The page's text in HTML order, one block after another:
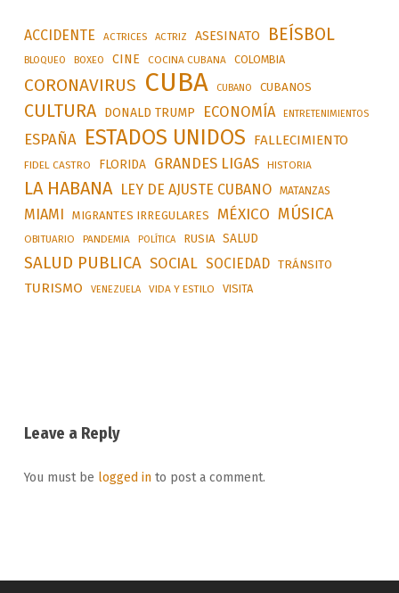
ACCIDENTE ACTRICES ACTRIZ ASESINATO BEÍSBOL
BLOQUEO BOXEO CINE COCINA CUBANA COLOMBIA
CORONAVIRUS CUBA CUBANO CUBANOS
CULTURA DONALD TRUMP ECONOMÍA ENTRETENIMIENTOS
ESPAÑA ESTADOS UNIDOS FALLECIMIENTO
FIDEL CASTRO FLORIDA GRANDES LIGAS HISTORIA
LA HABANA LEY DE AJUSTE CUBANO MATANZAS
MIAMI MIGRANTES IRREGULARES MÉXICO MÚSICA
OBITUARIO PANDEMIA POLÍTICA RUSIA SALUD
SALUD PUBLICA SOCIAL SOCIEDAD TRÁNSITO
TURISMO VENEZUELA VIDA Y ESTILO VISITA
Leave a Reply
You must be logged into post a comment.